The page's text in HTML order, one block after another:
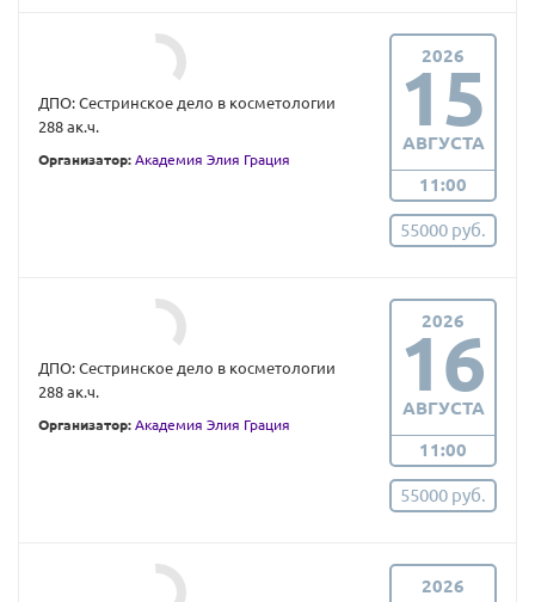
ДПО: Сестринское дело в косметологии
288 ак.ч.
Организатор: Академия Элия Грация
2026
15
АВГУСТА
11:00
55000 руб.
ДПО: Сестринское дело в косметологии
288 ак.ч.
Организатор: Академия Элия Грация
2026
16
АВГУСТА
11:00
55000 руб.
2026